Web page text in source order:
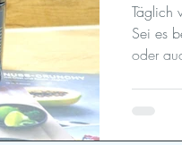
Täglich
Sei es
oder